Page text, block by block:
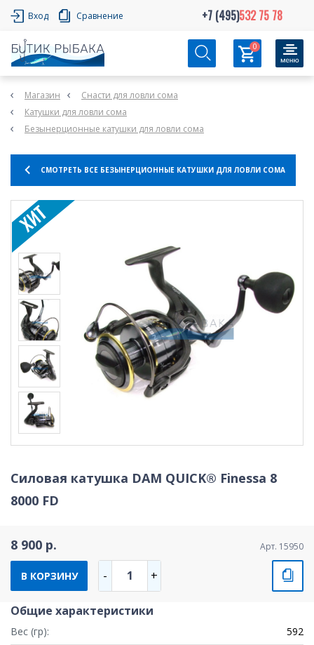
Вход Сравнение +7 (495)532 75 78
0
Магазин
Снасти для ловли сома
Катушки для ловли сома
Безынерционные катушки для ловли сома
СМОТРЕТЬ ВСЕ БЕЗЫНЕРЦИОННЫЕ КАТУШКИ ДЛЯ ЛОВЛИ СОМА
Силовая катушка DAM QUICK® Finessa 8
8000 FD
8 900 р. Арт. 15950
В КОРЗИНУ - 1 +
Общие характеристики
Вес (гр):
592